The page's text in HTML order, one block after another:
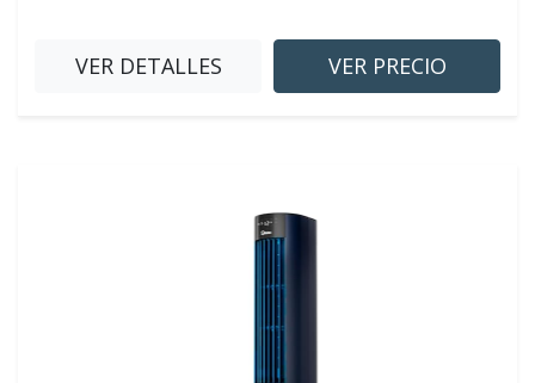
VER DETALLES VER PRECIO